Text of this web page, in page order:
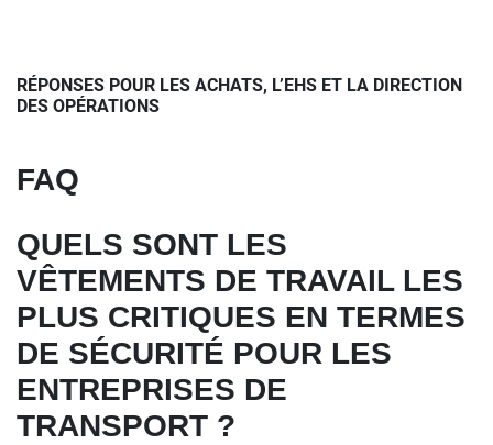
RÉPONSES POUR LES ACHATS, L’EHS ET LA DIRECTION
DES OPÉRATIONS
FAQ
QUELS SONT LES
VÊTEMENTS DE TRAVAIL LES
PLUS CRITIQUES EN TERMES
DE SÉCURITÉ POUR LES
ENTREPRISES DE
TRANSPORT ?